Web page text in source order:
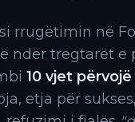
rrugëtimin në
ndër tregtarët e
10 vjet përvojë
etja për